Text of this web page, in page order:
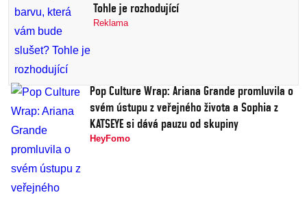
Tohle je rozhodující
Reklama
Pop Culture Wrap: Ariana Grande promluvila o
svém ústupu z veřejného života a Sophia z
KATSEYE si dává pauzu od skupiny
HeyFomo